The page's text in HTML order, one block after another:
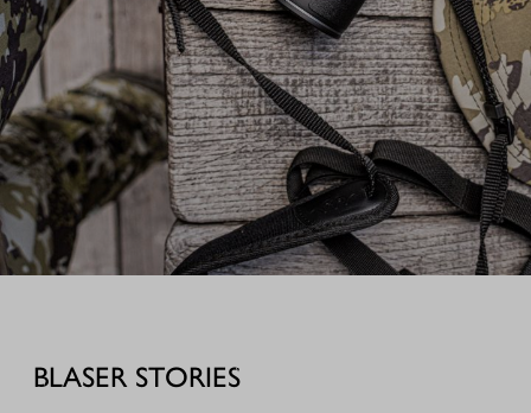
AUSRÜSTUNG FÜR IHREN JAGDERFOLG
Freizeit.BLASER STORIES